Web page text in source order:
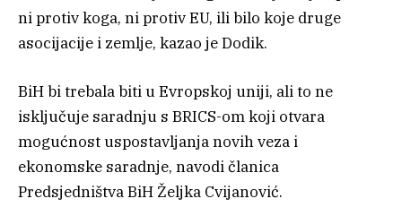
ni protiv koga, ni protiv EU, ili bilo koje druge
asocijacije i zemlje, kazao je Dodik.
BiH bi trebala biti u Evropskoj uniji, ali to ne
isključuje saradnju s BRICS-om koji otvara
mogućnost uspostavljanja novih veza i
ekonomske saradnje, navodi članica
Predsjedništva BiH Željka Cvijanović.